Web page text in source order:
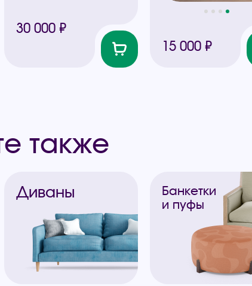
30 000 ₽
15 000 ₽
также
Диваны
Банкетки
и пуфы